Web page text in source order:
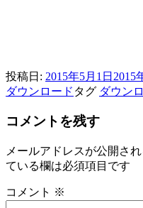
投稿日: 2015年5月1日 2015
ダウンロード タグ ダウン
コメントを残す
メールアドレスが公開さ
ている欄は必須項目です
コメント ※